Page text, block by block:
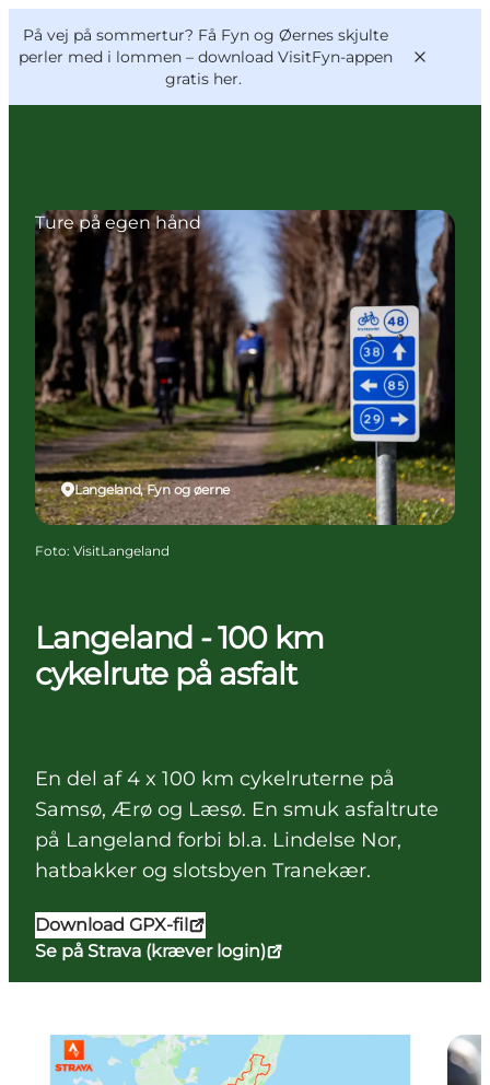
På vej på sommertur? Få Fyn og Øernes skjulte
perler med i lommen – download VisitFyn-appen
gratis her.
Oplevelser
Outdoor
Mad og drikke
Overnatning
Book lokale oplevelser
VisitFyn
Deutsch
Langeland - 100 km
cykelrute på asfalt
En del af 4 x 100 km cykelruterne på
Samsø, Ærø og Læsø. En smuk asfaltrute
på Langeland forbi bl.a. Lindelse Nor,
hatbakker og slotsbyen Tranekær.
Download GPX-fil
Se på Strava (kræver login)
Langeland, Fyn og øerne
Ture på egen hånd
Foto: VisitLangeland